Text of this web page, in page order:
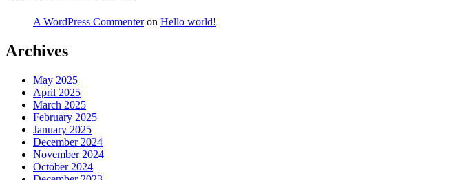
A WordPress Commenteron Hello world!
Archives
May 2025
April 2025
March 2025
February 2025
January 2025
December 2024
November 2024
October 2024